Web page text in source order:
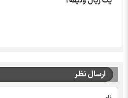
ارسال نظر